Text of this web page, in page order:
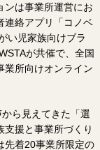
ンは事業所運営にお
連絡アプリ「コノベ
い児家族向けブラ
が共催で、全国
業所向けオンライン
ら見えてきた「選
援と事業所づくり
先着20事業所限定の